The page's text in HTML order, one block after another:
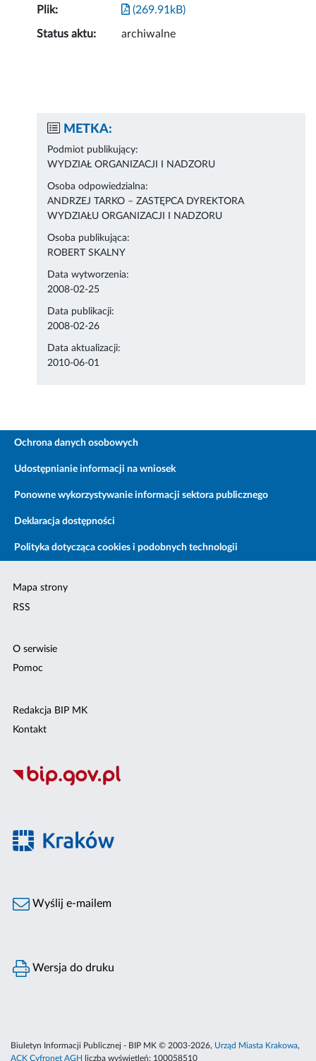
Plik: (269.91kB)
Status aktu: archiwalne
METKA:
Podmiot publikujący:
WYDZIAŁ ORGANIZACJI I NADZORU
Osoba odpowiedzialna:
ANDRZEJ TARKO – ZASTĘPCA DYREKTORA
WYDZIAŁU ORGANIZACJI I NADZORU
Osoba publikująca:
ROBERT SKALNY
Data wytworzenia:
2008-02-25
Data publikacji:
2008-02-26
Data aktualizacji:
2010-06-01
Ochrona danych osobowych
Udostępnianie informacji na wniosek
Ponowne wykorzystywanie informacji sektora publicznego
Deklaracja dostępności
Polityka dotycząca cookies i podobnych technologii
Mapa strony
RSS
O serwisie
Pomoc
Redakcja BIP MK
Kontakt
Wyślij e-mailem
Wersja do druku
Biuletyn Informacji Publicznej - BIP MK © 2003-2026, Urząd Miasta Krakowa,
ACK Cyfronet AGH
liczba wyświetleń: 100058510